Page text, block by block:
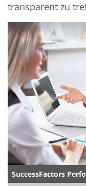
transparent zu
SuccessFactors